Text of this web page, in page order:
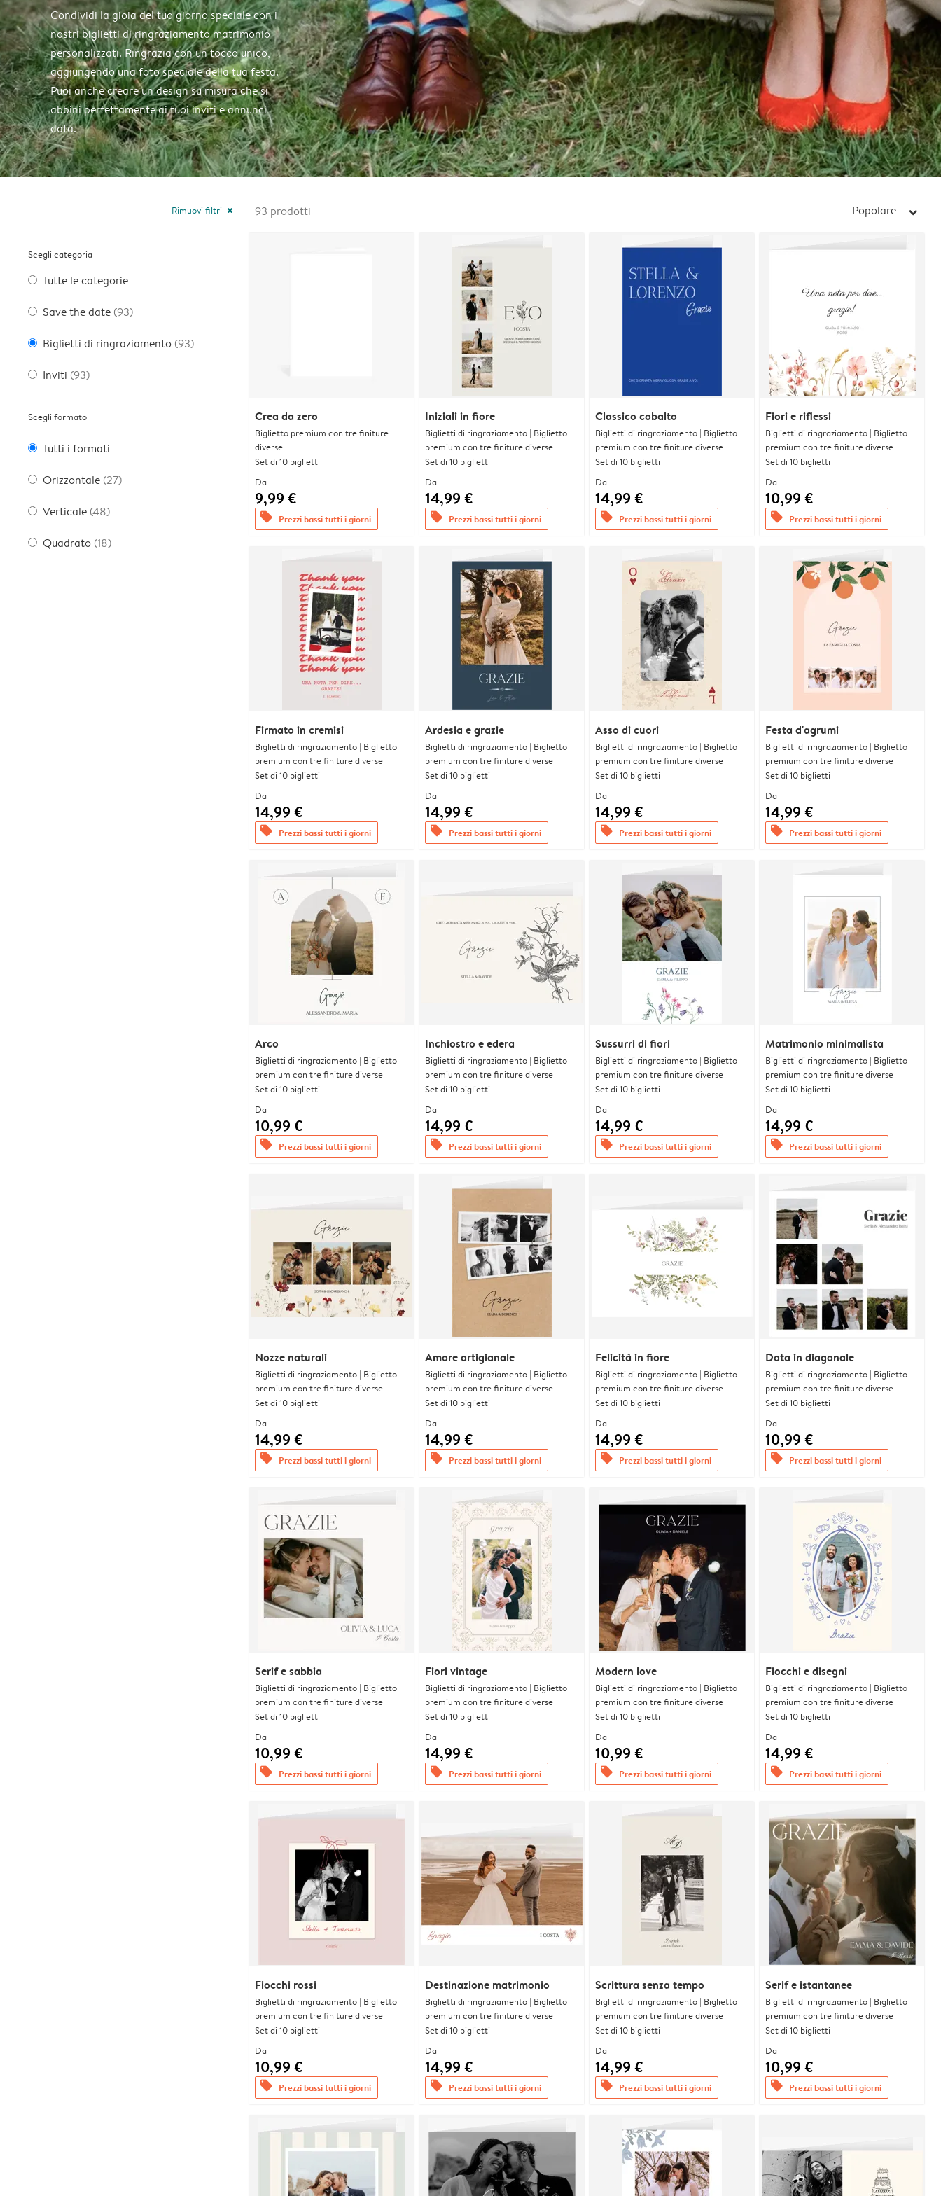
Condividi la gioia del tuo giorno speciale con i
nostri biglietti di ringraziamento matrimonio
personalizzati. Ringrazia con un tocco unico,
aggiungendo una foto speciale della tua festa.
Puoi anche creare un design su misura che si
abbini perfettamente ai tuoi inviti e annunci
data.
Rimuovi filtri close
Scegli categoria
Tutte le categorie
Save the date (93)
Biglietti di ringraziamento (93)
Inviti (93)
Scegli formato
Tutti i formati
Orizzontale (27)
Verticale (48)
Quadrato (18)
93 prodotti Popolare arrow_right
Crea da zero
Biglietto premium con tre finiture
diverse
Set di 10 biglietti
Da
9,99 €
offers Prezzi bassi tutti i giorni
Iniziali in fiore
Biglietti di ringraziamento | Biglietto
premium con tre finiture diverse
Set di 10 biglietti
Da
14,99 €
offers Prezzi bassi tutti i giorni
Classico cobalto
Biglietti di ringraziamento | Biglietto
premium con tre finiture diverse
Set di 10 biglietti
Da
14,99 €
offers Prezzi bassi tutti i giorni
Fiori e riflessi
Biglietti di ringraziamento | Biglietto
premium con tre finiture diverse
Set di 10 biglietti
Da
10,99 €
offers Prezzi bassi tutti i giorni
Firmato in cremisi
Biglietti di ringraziamento | Biglietto
premium con tre finiture diverse
Set di 10 biglietti
Da
14,99 €
offers Prezzi bassi tutti i giorni
Ardesia e grazie
Biglietti di ringraziamento | Biglietto
premium con tre finiture diverse
Set di 10 biglietti
Da
14,99 €
offers Prezzi bassi tutti i giorni
Asso di cuori
Biglietti di ringraziamento | Biglietto
premium con tre finiture diverse
Set di 10 biglietti
Da
14,99 €
offers Prezzi bassi tutti i giorni
Festa d'agrumi
Biglietti di ringraziamento | Biglietto
premium con tre finiture diverse
Set di 10 biglietti
Da
14,99 €
offers Prezzi bassi tutti i giorni
Arco
Biglietti di ringraziamento | Biglietto
premium con tre finiture diverse
Set di 10 biglietti
Da
10,99 €
offers Prezzi bassi tutti i giorni
Inchiostro e edera
Biglietti di ringraziamento | Biglietto
premium con tre finiture diverse
Set di 10 biglietti
Da
14,99 €
offers Prezzi bassi tutti i giorni
Sussurri di fiori
Biglietti di ringraziamento | Biglietto
premium con tre finiture diverse
Set di 10 biglietti
Da
14,99 €
offers Prezzi bassi tutti i giorni
Matrimonio minimalista
Biglietti di ringraziamento | Biglietto
premium con tre finiture diverse
Set di 10 biglietti
Da
14,99 €
offers Prezzi bassi tutti i giorni
Nozze naturali
Biglietti di ringraziamento | Biglietto
premium con tre finiture diverse
Set di 10 biglietti
Da
14,99 €
offers Prezzi bassi tutti i giorni
Amore artigianale
Biglietti di ringraziamento | Biglietto
premium con tre finiture diverse
Set di 10 biglietti
Da
14,99 €
offers Prezzi bassi tutti i giorni
Felicità in fiore
Biglietti di ringraziamento | Biglietto
premium con tre finiture diverse
Set di 10 biglietti
Da
14,99 €
offers Prezzi bassi tutti i giorni
Data in diagonale
Biglietti di ringraziamento | Biglietto
premium con tre finiture diverse
Set di 10 biglietti
Da
10,99 €
offers Prezzi bassi tutti i giorni
Serif e sabbia
Biglietti di ringraziamento | Biglietto
premium con tre finiture diverse
Set di 10 biglietti
Da
10,99 €
offers Prezzi bassi tutti i giorni
Fiori vintage
Biglietti di ringraziamento | Biglietto
premium con tre finiture diverse
Set di 10 biglietti
Da
14,99 €
offers Prezzi bassi tutti i giorni
Modern love
Biglietti di ringraziamento | Biglietto
premium con tre finiture diverse
Set di 10 biglietti
Da
10,99 €
offers Prezzi bassi tutti i giorni
Fiocchi e disegni
Biglietti di ringraziamento | Biglietto
premium con tre finiture diverse
Set di 10 biglietti
Da
14,99 €
offers Prezzi bassi tutti i giorni
Fiocchi rossi
Biglietti di ringraziamento | Biglietto
premium con tre finiture diverse
Set di 10 biglietti
Da
10,99 €
offers Prezzi bassi tutti i giorni
Destinazione matrimonio
Biglietti di ringraziamento | Biglietto
premium con tre finiture diverse
Set di 10 biglietti
Da
14,99 €
offers Prezzi bassi tutti i giorni
Scrittura senza tempo
Biglietti di ringraziamento | Biglietto
premium con tre finiture diverse
Set di 10 biglietti
Da
14,99 €
offers Prezzi bassi tutti i giorni
Serif e istantanee
Biglietti di ringraziamento | Biglietto
premium con tre finiture diverse
Set di 10 biglietti
Da
10,99 €
offers Prezzi bassi tutti i giorni